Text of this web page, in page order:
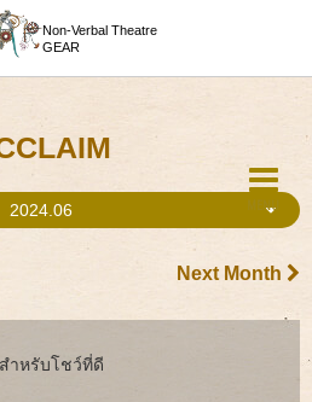
Non-Verbal Theatre
GEAR
MENU
2024.06
Next Month
ำหรับโชว์ที่ดี